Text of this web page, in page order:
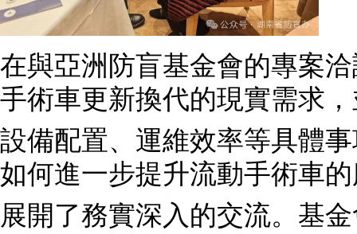
在與亞洲防盲基金會的專案
手術車更新換代的現實需求
設備配置、運維效率等具體
如何進一步提升流動手術車
展開了務實深入的交流。基